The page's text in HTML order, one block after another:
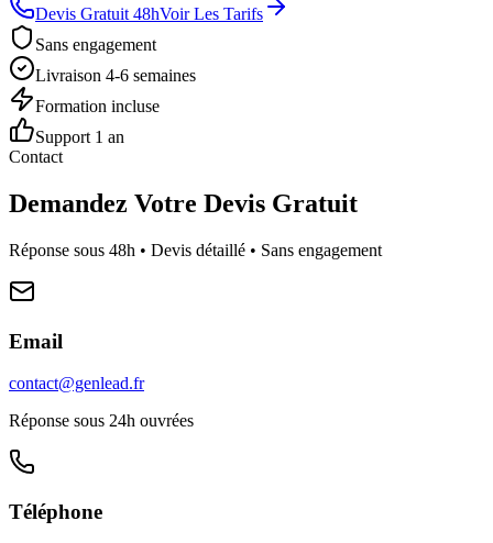
Devis Gratuit 48hVoir Les Tarifs
Sans engagement
Livraison 4-6 semaines
Formation incluse
Support 1 an
Contact
Demandez Votre Devis Gratuit
Réponse sous 48h • Devis détaillé • Sans engagement
Email
contact@genlead.fr
Réponse sous 24h ouvrées
Téléphone